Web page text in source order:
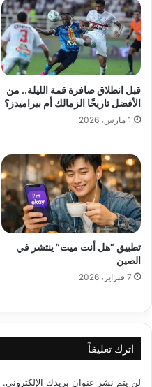
قبل انطلاق صافرة قمة الليلة.. من
الأفضل تاريخًا الزمالك أم بيراميدز؟
1 مارس، 2026
تطبيق “هل أنت ميت” ينتشر في
الصين
7 فبراير، 2026
اترك تعليقاً
لن يتم نشر عنوان بريدك الإلكتروني.